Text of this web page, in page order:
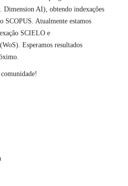
Dimension AI), obtendo indexações
SCOPUS. Atualmente estamos
SCIELO e
Esperamos resultados